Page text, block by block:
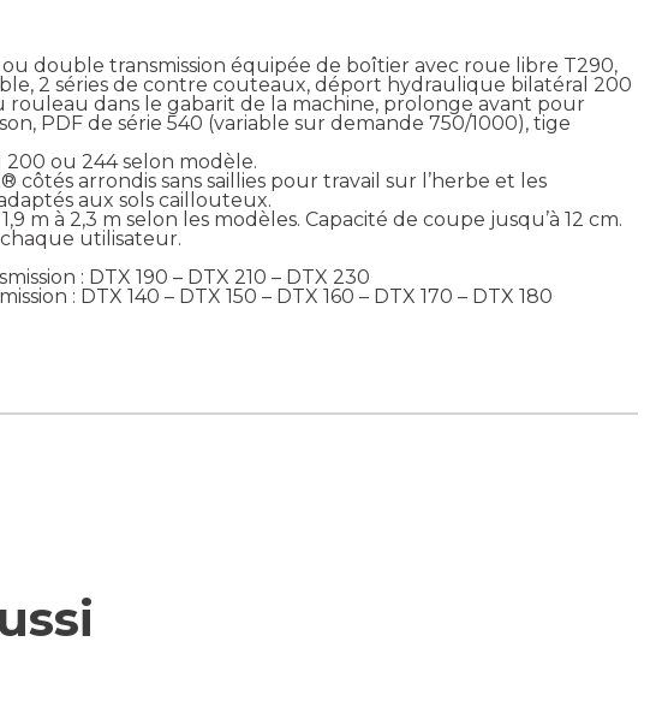
ou double transmission équipée de boîtier avec roue libre T290,
2 séries de contre couteaux, déport hydraulique bilatéral 200
rouleau dans le gabarit de la machine, prolonge avant pour
PDF de série 540 (variable sur demande 750/1000), tige
ou 244 selon modèle.
côtés arrondis sans saillies pour travail sur l’herbe et les
aux sols caillouteux.
m à 2,3 m selon les modèles. Capacité de coupe jusqu’à 12 cm.
utilisateur.
: DTX 190 – DTX 210 – DTX 230
: DTX 140 – DTX 150 – DTX 160 – DTX 170 – DTX 180